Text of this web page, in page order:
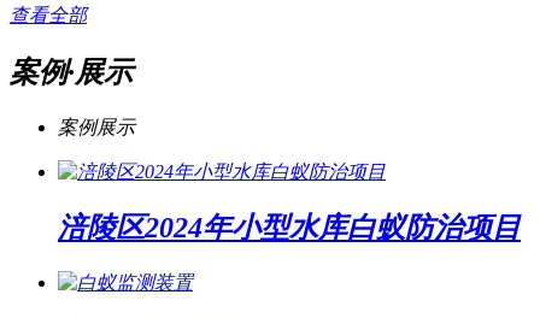
查看全部
案例·展示
案例展示
涪陵区2024年小型水库白蚁防治项目